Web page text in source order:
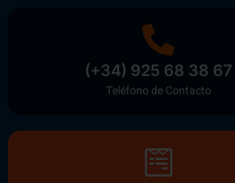
(+34) 925 68 38 67
Teléfono de Contacto